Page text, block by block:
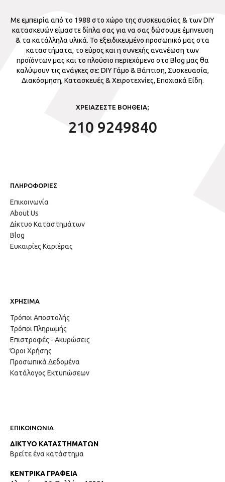
Με εμπειρία από το 1988 στο χώρο της συσκευασίας & των DIY
κατασκευών είμαστε δίπλα σας για να σας δώσουμε έμπνευση
& τα κατάλληλα υλικά. Το εξειδικευμένο προσωπικό μας στα
καταστήματα, το εύρος και η συνεχής ανανέωση των
προϊόντων μας και το πλούσιο περιεχόμενο στο Blog μας θα
καλύψουν τις ανάγκες σε: DIY Γάμο & Βάπτιση, Συσκευασία,
Διακόσμηση, Κατασκευές & Χειροτεχνίες, Εποχιακά Είδη.
ΧΡΕΙΑΖΕΣΤΕ ΒΟΗΘΕΙΑ;
210 9249840
ΠΛΗΡΟΦΟΡΙΕΣ
Επικοινωνία
About Us
Δίκτυο Καταστημάτων
Blog
Ευκαιρίες Καριέρας
ΧΡΗΣΙΜΑ
Τρόποι Αποστολής
Τρόποι Πληρωμής
Επιστροφές - Ακυρώσεις
Όροι Χρήσης
Προσωπικά Δεδομένα
Κατάλογος Εκτυπώσεων
ΕΠΙΚΟΙΝΩΝΙΑ
ΔΙΚΤΥΟ ΚΑΤΑΣΤΗΜΑΤΩΝ
Βρείτε ένα κατάστημα
ΚΕΝΤΡΙΚΑ ΓΡΑΦΕΙΑ